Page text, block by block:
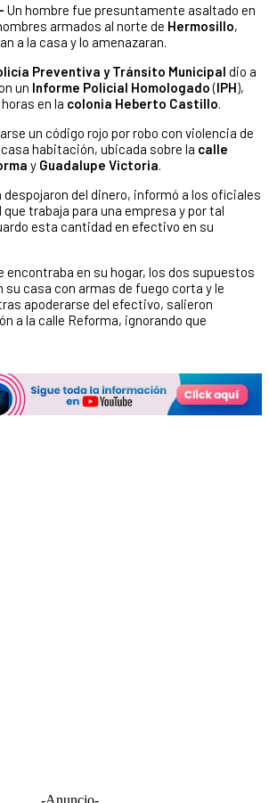
Un hombre fue presuntamente asaltado en
armados al norte de Hermosillo,
a la casa y lo amenazaran.
Preventiva y Tránsito Municipal dio a
un Informe Policial Homologado(IPH),
en la colonia Heberto Castillo.
un código rojo por robo con violencia de
habitación, ubicada sobre la calle
y Guadalupe Victoria.
del dinero, informó a los oficiales
que trabaja para una empresa y por tal
esta cantidad en efectivo en su
encontraba en su hogar, los dos supuestos
casa con armas de fuego corta y le
apoderarse del efectivo, salieron
a la calle Reforma, ignorando que
-Anuncio-